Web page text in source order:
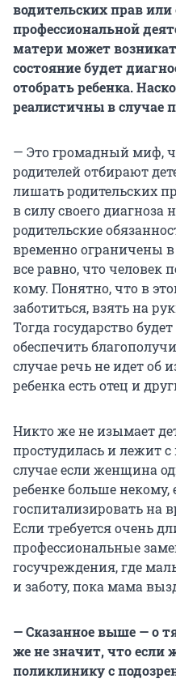
водительских прав
профессиональной
матери может
состояние будет
отобрать ребенка.
реалистичны в случае
— Это громадный миф,
родителей отбирают
лишать родительских
в силу своего диагноза
родительские
временно ограничены в
все равно, что человек
кому. Понятно, что в
заботиться, взять на
Тогда государство
обеспечить
случае речь не идет об
ребенка есть отец и
Никто же не изымает
простудилась и лежит
случае если женщина
ребенке больше некому,
госпитализировать на
Если требуется очень
профессиональные
госучреждения, где
и заботу, пока мама
— Сказанное выше — о
же не значит, что
поликлинику с